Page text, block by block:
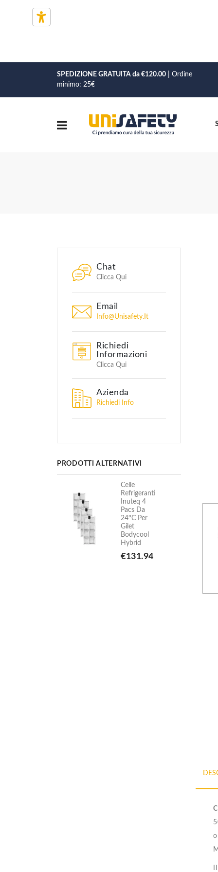
SPEDIZIONE GRATUITA da €120.00 | Ordine
minimo: 25€
Chat
Clicca Qui
Email
Info@unisafety.it
Richiedi
Informazioni
Clicca Qui
Azienda
Richiedi Info
PRODOTTI ALTERNATIVI
Celle
Refrigeranti
Inuteq 4
Pacs Da
24°C Per
Gilet
Bodycool
Hybrid
€131.94